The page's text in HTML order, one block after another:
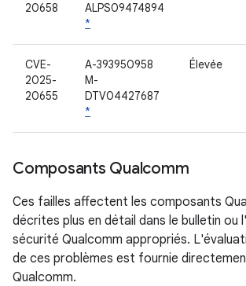
20658
ALPS09474894
*
CVE-
2025-
20655
A-393950958
M-
DTV04427687
*
Élevée
Composants Qualcomm
Ces failles affectent les composants
décrites plus en détail dans le bulletin ou
sécurité Qualcomm appropriés.
de ces problèmes est fournie
Qualcomm.